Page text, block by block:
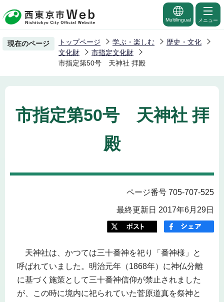
の
ー
の
先
Multilingual メニュー
現在のページ トップページ 学ぶ・楽しむ
歴史・文化
文化財
市指定文化財
市指定第50号 天神社 拝殿
市指定第50号 天神社 拝
殿
ページ番号 705-707-525
最終更新日 2017年6月29日
天神社は、かつては三十番神を祀り「番神様」と
呼ばれていました。明治元年（1868年）に神仏分離
に基づく施策として三十番神信仰が禁止されました
が、この時に境内に祀られていた菅原道真を祭神と